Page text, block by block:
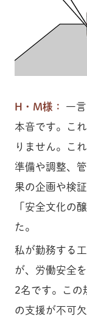
H・M様：
一
本音です。こ
りません。こ
準備や調整、
果の企画や検
「安全文化の
た。
私が勤務する
が、労働安全
2名です。この
の支援が不可